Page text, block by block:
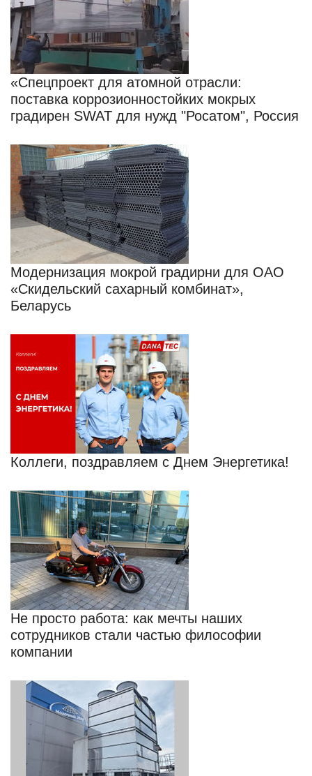
«Спецпроект для атомной отрасли:
поставка коррозионностойких мокрых
градирен SWAT для нужд "Росатом", Россия
Модернизация мокрой градирни для ОАО
«Скидельский сахарный комбинат»,
Беларусь
Коллеги, поздравляем с Днем Энергетика!
Не просто работа: как мечты наших
сотрудников стали частью философии
компании